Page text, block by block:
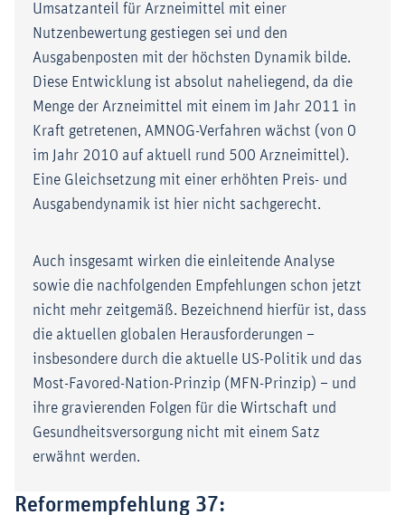
Umsatzanteil für Arzneimittel mit einer
Nutzenbewertung gestiegen sei und den
Ausgabenposten mit der höchsten Dynamik bilde.
Diese Entwicklung ist absolut naheliegend, da die
Menge der Arzneimittel mit einem im Jahr 2011 in
Kraft getretenen, AMNOG-Verfahren wächst (von 0
im Jahr 2010 auf aktuell rund 500 Arzneimittel).
Eine Gleichsetzung mit einer erhöhten Preis- und
Ausgabendynamik ist hier nicht sachgerecht.
Auch insgesamt wirken die einleitende Analyse
sowie die nachfolgenden Empfehlungen schon jetzt
nicht mehr zeitgemäß. Bezeichnend hierfür ist, dass
die aktuellen globalen Herausforderungen –
insbesondere durch die aktuelle US-Politik und das
Most-Favored-Nation-Prinzip (MFN-Prinzip) – und
ihre gravierenden Folgen für die Wirtschaft und
Gesundheitsversorgung nicht mit einem Satz
erwähnt werden.
Reformempfehlung 37: